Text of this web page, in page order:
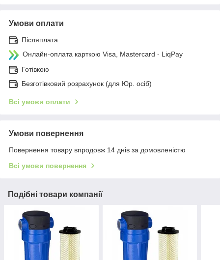
Умови оплати
Післяплата
Онлайн-оплата карткою Visa, Mastercard - LiqPay
Готівкою
Безготівковий розрахунок (для Юр. осіб)
Всі умови оплати
Умови повернення
Повернення товару впродовж 14 днів за домовленістю
Всі умови повернення
Подібні товари компанії